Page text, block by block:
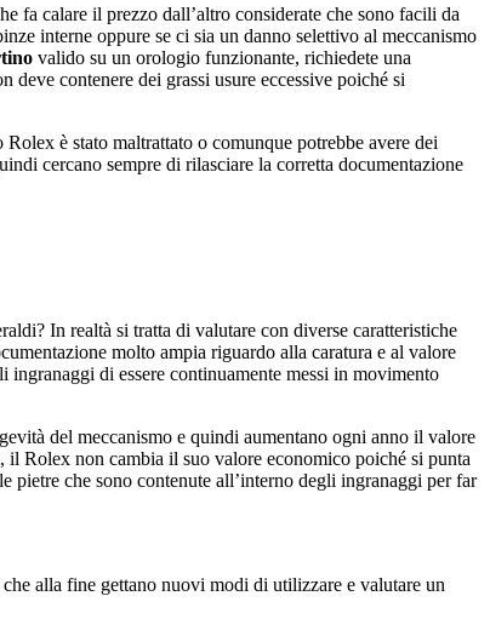
fa calare il prezzo dall’altro considerate che sono facili da
interne oppure se ci sia un danno selettivo al meccanismo
valido su un orologio funzionante, richiedete una
contenere dei grassi usure eccessive poiché si
è stato maltrattato o comunque potrebbe avere dei
cercano sempre di rilasciare la corretta documentazione
In realtà si tratta di valutare con diverse caratteristiche
molto ampia riguardo alla caratura e al valore
ingranaggi di essere continuamente messi in movimento
del meccanismo e quindi aumentano ogni anno il valore
il Rolex non cambia il suo valore economico poiché si punta
pietre che sono contenute all’interno degli ingranaggi per far
alla fine gettano nuovi modi di utilizzare e valutare un